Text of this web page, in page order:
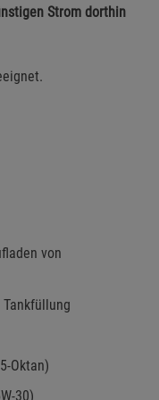
Strom dorthin
von
Oktan)
30)